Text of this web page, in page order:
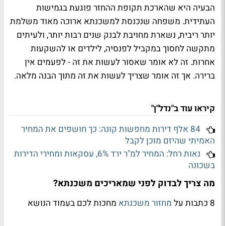
הבעיה היא שהארכת תקופת ההחזר פוגעת בגמישות
העתידית. משפחה שנכנסת למשכנתא ארוכה מאוד משלמת
יותר ריבית, נשארת מחויבת לבנק שנים רבות יותר, ולעיתים
מתקשה לחסוך במקביל לפנסיה, לילדים או להשקעות
אחרות. זה לא אומר שאסור לעשות את זה - לפעמים אין
ברירה. אך זה אומר שצריך לעשות את זה מתוך הבנה מלאה.
קיראו עוד ב"נדל"ן"
84 אלף דירות מחפשות קונה: כך חושפים את המחיר
האמיתי שהיזם מוכן לקבל
נאות רחל: המחיר למ"ר ירד 6%, עסקאות ומחירי הדירות
בשכונה
מה צריך לבדוק לפני שמאריכים משכנתא?
8 כתבות על מחזור משכנתא מחכות לכם בעמוד הנושא